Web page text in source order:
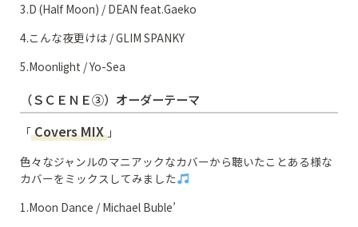
3.D (Half Moon) / DEAN feat.Gaeko
4.こんな夜更けは / GLIM SPANKY
5.Moonlight / Yo-Sea
（ＳＣＥＮＥ③）オーダーテーマ
「Covers MIX 」
色々なジャンルのマニアックなカバーから聴いたことある様な
カバーをミックスしてみました
1.Moon Dance / Michael Buble’